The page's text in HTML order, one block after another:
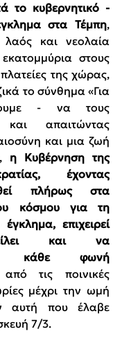
το κυβερνητικό -
στα Τέμπη,
και νεολαία
στους
της χώρας,
το σύνθημα «Για
- να τους
και απαιτώντας
και μια ζωή
η Κυβέρνηση της
έχοντας
πλήρως στα
κόσμου για τη
επιχειρεί
και να
κάθε φωνή
τις ποινικές
μέχρι την ωμή
αυτή που έλαβε
7/3.